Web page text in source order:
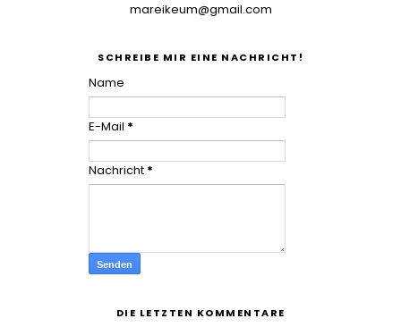
mareikeum@gmail.com
SCHREIBE MIR EINE NACHRICHT!
Name
E-Mail *
Nachricht *
DIE LETZTEN KOMMENTARE